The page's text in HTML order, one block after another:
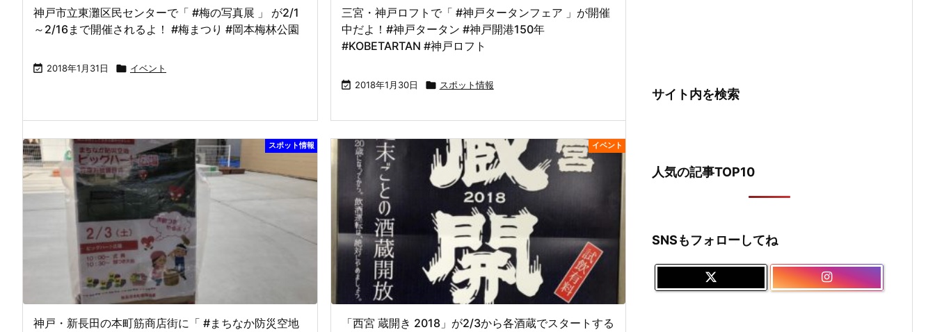
神戸市立東灘区民センターで「 #梅の写真展 」 が2/1
～2/16まで開催されるよ！ #梅まつり #岡本梅林公園
 2018年1月31日  イベント
三宮・神戸ロフトで「 #神戸タータンフェア 」が開催
中だよ！#神戸タータン #神戸開港150年
#KOBETARTAN #神戸ロフト
 2018年1月30日  スポット情報
スポット情報
神戸・新長田の本町筋商店街に「 #まちなか防災空地
イベント
「西宮 蔵開き 2018」が2/3から各酒蔵でスタートする
サイト内を検索
人気の記事TOP10
SNSもフォローしてね